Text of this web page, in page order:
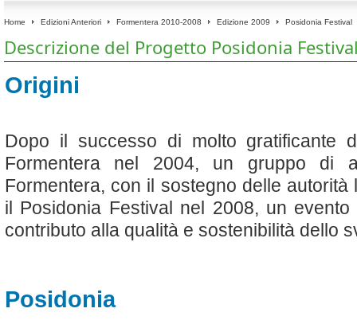
Home Edizioni Anteriori Formentera 2010-2008 Edizione 2009 Posidonia Festival
Descrizione del Progetto Posidonia
Origini
Dopo il successo di molto gratificante
Formentera nel 2004, un gruppo di
Formentera, con il sostegno delle
il Posidonia Festival nel 2008, un
contributo alla qualità e sostenibilità dello
Posidonia